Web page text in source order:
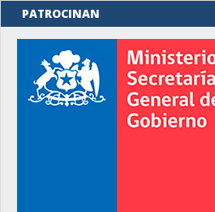
PATROCINAN